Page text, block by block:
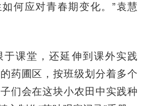
何应对青春期变化。”袁慧
课堂，还延伸到课外实践
药圃区，按班级划分着多个
们会在这块小农田中实践种